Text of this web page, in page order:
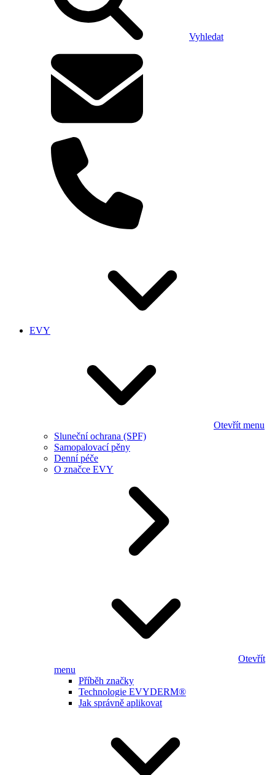
Vyhledat
EVY
Otevřít menu
Sluneční ochrana (SPF)
Samopalovací pěny
Denní péče
O značce EVY
Otevřít
menu
Příběh značky
Technologie EVYDERM®
Jak správně aplikovat